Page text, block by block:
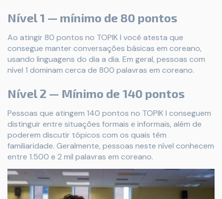
Nível 1 — mínimo de 80 pontos
Ao atingir 80 pontos no TOPIK I você atesta que
consegue manter conversações básicas em coreano,
usando linguagens do dia a dia. Em geral, pessoas com
nível 1 dominam cerca de 800 palavras em coreano.
Nível 2 — Mínimo de 140 pontos
Pessoas que atingem 140 pontos no TOPIK I conseguem
distinguir entre situações formais e informais, além de
poderem discutir tópicos com os quais têm
familiaridade. Geralmente, pessoas neste nível conhecem
entre 1.500 e 2 mil palavras em coreano.